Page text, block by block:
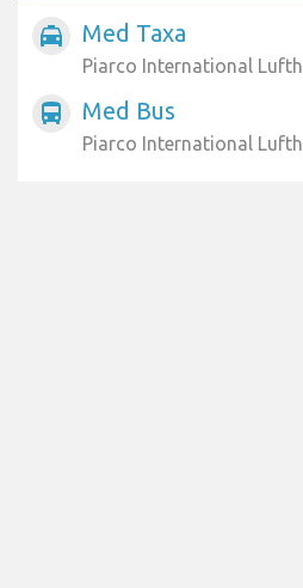
local_taxi Med Taxa
Piarco International
directions_bus Med Bus
Piarco International